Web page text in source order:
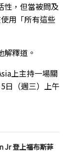
性，但當被問及
用「所有這些
解釋道。
上主持一場關
日（週三）上午
Jr 登上福布斯菲